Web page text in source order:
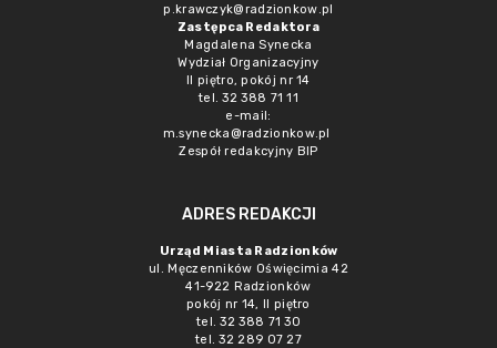
p.krawczyk@radzionkow.pl
Zastępca Redaktora
Magdalena Synecka
Wydział Organizacyjny
II piętro, pokój nr 14
tel. 32 388 71 11
e-mail:
m.synecka@radzionkow.pl
Zespół redakcyjny BIP
ADRES REDAKCJI
Urząd Miasta Radzionków
ul. Męczenników Oświęcimia 42
41-922 Radzionków
pokój nr 14, II piętro
tel. 32 388 71 30
tel. 32 289 07 27